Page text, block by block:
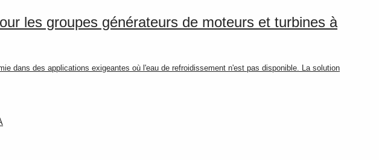
les groupes générateurs de moteurs et turbines à
dans des applications exigeantes où l'eau de refroidissement n'est pas disponible. La solution